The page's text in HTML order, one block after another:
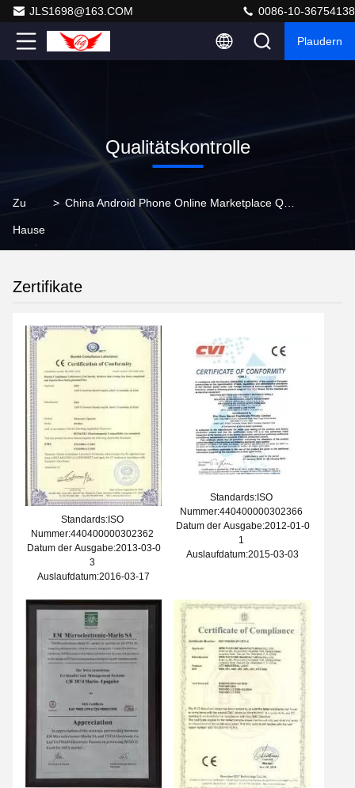
JLS1698@163.COM 0086-10-36754138
Plaudern
Qualitätskontrolle
Zu
Hause
> China Android Phone Online Marketplace Qualitätskontrolle
Zertifikate
Standards:ISO
Nummer:440400000302362
Datum der Ausgabe:2013-03-0
3
Auslaufdatum:2016-03-17
Standards:ISO
Nummer:440400000302366
Datum der Ausgabe:2012-01-0
1
Auslaufdatum:2015-03-03